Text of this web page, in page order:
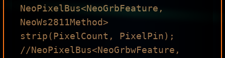
NeoPixelBus<NeoGrbFeature,
NeoWs2811Method>
strip(PixelCount, PixelPin);
//NeoPixelBus<NeoGrbwFeature,